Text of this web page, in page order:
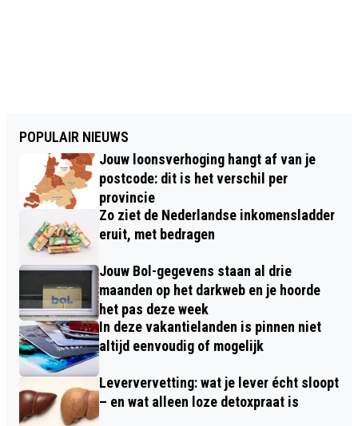
POPULAIR NIEUWS
Jouw loonsverhoging hangt af van je
postcode: dit is het verschil per
provincie
Zo ziet de Nederlandse inkomensladder
eruit, met bedragen
Jouw Bol-gegevens staan al drie
maanden op het darkweb en je hoorde
het pas deze week
In deze vakantielanden is pinnen niet
altijd eenvoudig of mogelijk
Leververvetting: wat je lever écht sloopt
– en wat alleen loze detoxpraat is